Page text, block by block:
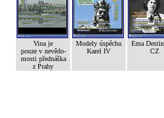
Vina je
pouze v nevědo-
mosti přednáška
z Prahy
Modely úspěchu
Karel IV
Ema
CZ